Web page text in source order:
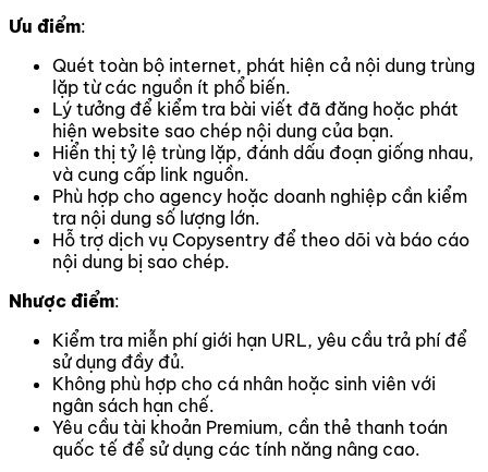
Ưu điểm:
Quét toàn bộ internet, phát hiện cả nội dung trùng
lặp từ các nguồn ít phổ biến.
Lý tưởng để kiểm tra bài viết đã đăng hoặc phát
hiện website sao chép nội dung của bạn.
Hiển thị tỷ lệ trùng lặp, đánh dấu đoạn giống nhau,
và cung cấp link nguồn.
Phù hợp cho agency hoặc doanh nghiệp cần kiểm
tra nội dung số lượng lớn.
Hỗ trợ dịch vụ Copysentry để theo dõi và báo cáo
nội dung bị sao chép.
Nhược điểm:
Kiểm tra miễn phí giới hạn URL, yêu cầu trả phí để
sử dụng đầy đủ.
Không phù hợp cho cá nhân hoặc sinh viên với
ngân sách hạn chế.
Yêu cầu tài khoản Premium, cần thẻ thanh toán
quốc tế để sử dụng các tính năng nâng cao.